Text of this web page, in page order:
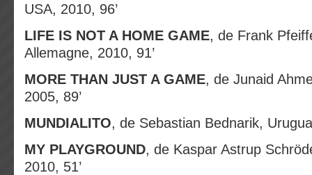
USA, 2010, 96’
LIFE IS NOT A HOME GAME, de Frank
Allemagne, 2010, 91’
MORE THAN JUST A GAME, de Junaid
2005, 89’
MUNDIALITO, de Sebastian Bednarik,
MY PLAYGROUND, de Kaspar Astrup
2010, 51’